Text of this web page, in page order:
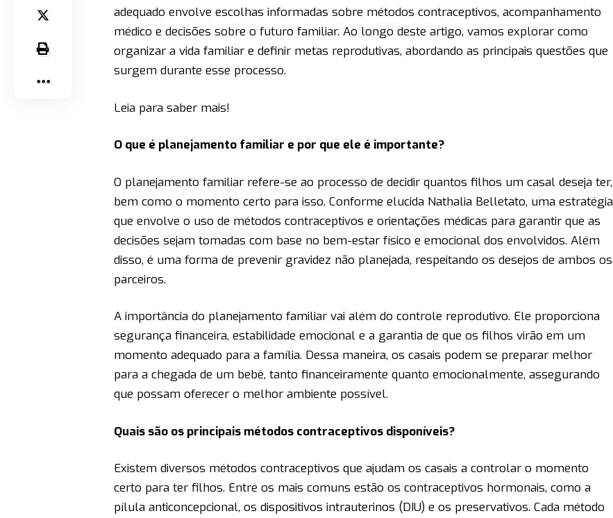
adequado envolve escolhas informadas sobre métodos contraceptivos, acompanhamento
médico e decisões sobre o futuro familiar. Ao longo deste artigo, vamos explorar como
organizar a vida familiar e definir metas reprodutivas, abordando as principais questões que
surgem durante esse processo.
Leia para saber mais!
O que é planejamento familiar e por que ele é importante?
O planejamento familiar refere-se ao processo de decidir quantos filhos um casal deseja ter,
bem como o momento certo para isso. Conforme elucida Nathalia Belletato, uma estratégia
que envolve o uso de métodos contraceptivos e orientações médicas para garantir que as
decisões sejam tomadas com base no bem-estar físico e emocional dos envolvidos. Além
disso, é uma forma de prevenir gravidez não planejada, respeitando os desejos de ambos os
parceiros.
A importância do planejamento familiar vai além do controle reprodutivo. Ele proporciona
segurança financeira, estabilidade emocional e a garantia de que os filhos virão em um
momento adequado para a família. Dessa maneira, os casais podem se preparar melhor
para a chegada de um bebê, tanto financeiramente quanto emocionalmente, assegurando
que possam oferecer o melhor ambiente possível.
Quais são os principais métodos contraceptivos disponíveis?
Existem diversos métodos contraceptivos que ajudam os casais a controlar o momento
certo para ter filhos. Entre os mais comuns estão os contraceptivos hormonais, como a
pílula anticoncepcional, os dispositivos intrauterinos (DIU) e os preservativos. Cada método